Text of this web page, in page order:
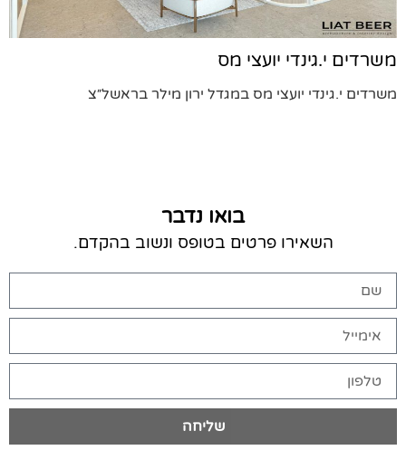
משרדים י.גינדי יועצי מס
משרדים י.גינדי יועצי מס במגדל ירון מילר בראשל״צ
בואו נדבר
השאירו פרטים בטופס ונשוב בהקדם.
שליחה